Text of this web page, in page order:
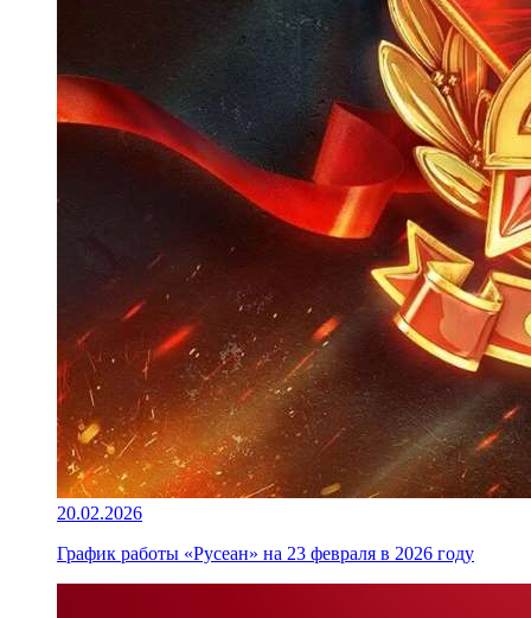
20.02.2026
График работы «Русеан» на 23 февраля в 2026 году